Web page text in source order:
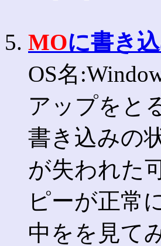
5. MOに書き
OS名
アップをと
書き込みの
が失われた
ピーが正常
中をを見て